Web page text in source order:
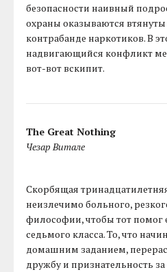
безопасности наивный
охраны оказываются
контрабанде наркотиков. В
надвигающийся конфликт
вот-вот вскипит.
The Great Nothing
Чезар Витале
Скорбящая
неизлечимо больного,
философии, чтобы тот помог
седьмого класса. То, что
домашним заданием,
дружбу и признательность